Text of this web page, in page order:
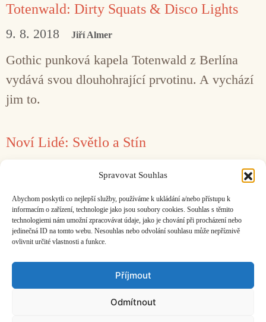
Spravovat Souhlas
Abychom poskytli co nejlepší služby, používáme k ukládání a/nebo přístupu k
informacím o zařízení, technologie jako jsou soubory cookies. Souhlas s těmito
technologiemi nám umožní zpracovávat údaje, jako je chování při procházení nebo
jedinečná ID na tomto webu. Nesouhlas nebo odvolání souhlasu může nepříznivě
ovlivnit určité vlastnosti a funkce.
Příjmout
Odmítnout
Totenwald: Dirty Squats & Disco Lights
9. 8. 2018 Jiří Almer
Gothic punková kapela Totenwald z Berlína
vydává svou dlouhohrající prvotinu. A vychází
jim to.
Noví Lidé: Světlo a Stín
Melancholií načichlé elektronické podklady
pročištěných synťáků a syrových beatů.